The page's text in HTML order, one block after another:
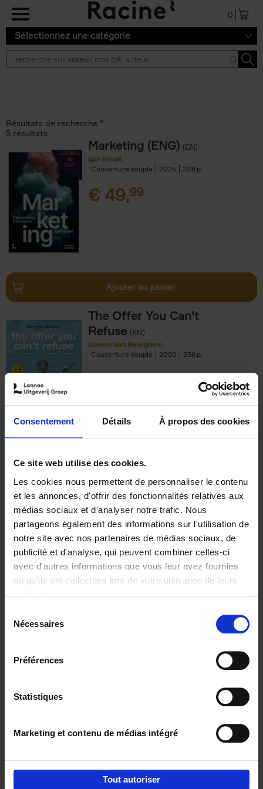
Consentement Détails À propos des cookies
Ce site web utilise des cookies.
Les cookies nous permettent de personnaliser le contenu
et les annonces, d'offrir des fonctionnalités relatives aux
médias sociaux et d'analyser notre trafic. Nous
partageons également des informations sur l'utilisation de
notre site avec nos partenaires de médias sociaux, de
publicité et d'analyse, qui peuvent combiner celles-ci
avec d'autres informations que vous leur avez fournies
ou qu'ils ont collectées lors de votre utilisation de leurs
Nécessaires
Préférences
Statistiques
Marketing et contenu de médias intégré
Tout autoriser
Aller au contenu principal
0
Sélectionnez une catégorie
Résultats de recherche ''
5 résultats
Marketing (ENG) (EN)
Igor Nowé
Couverture souple
2025 208
€ 49,99
Ajouter au panier
The Offer You Can't
Refuse (EN)
Steven Van Belleghem
Couverture souple
2020 256
€37,50
Building Bonds = Building
Business
Jochen Roef Jozefien De Feyter
Carolien Boom
Couverture souple
2025 200
€29,99
Digital marketing like a PRO -
completely revised edition (EN)